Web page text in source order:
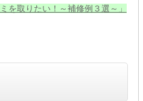
を取りたい！～補修例３選～」